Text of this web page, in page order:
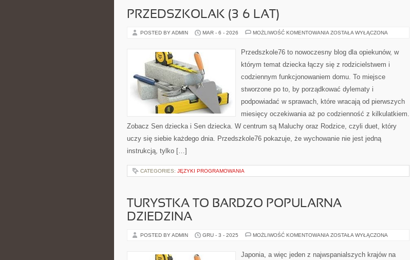
PRZEDSZKOLAK (3–6 LAT)
POSTED BY ADMIN MAR - 6 - 2026 MOŻLIWOŚĆ KOMENTOWANIA PRZEDSZKOLAK
LAT)
ZOSTAŁA WYŁĄCZONA
Przedszkole76 to nowoczesny blog dla opiekunów, w
którym temat dziecka łączy się z rodzicielstwem i
codziennym funkcjonowaniem domu. To miejsce
stworzone po to, by porządkować dylematy i
podpowiadać w sprawach, które wracają od pierwszych
miesięcy oczekiwania aż po codzienność z kilkulatkiem.
Zobacz Sen dziecka i Sen dziecka. W centrum są Maluchy oraz Rodzice, czyli duet, który
uczy się siebie każdego dnia. Przedszkole76 pokazuje, że wychowanie nie jest jedną
instrukcją, tylko […]
CATEGORIES: JĘZYKI PROGRAMOWANIA
TURYSTKA TO BARDZO POPULARNA
DZIEDZINA
POSTED BY ADMIN GRU - 3 - 2025 MOŻLIWOŚĆ KOMENTOWANIA TURYSTKA
POPULARNA
DZIEDZINA
ZOSTAŁA WYŁĄCZONA
Japonia, a więc jeden z najwspanialszych krajów na